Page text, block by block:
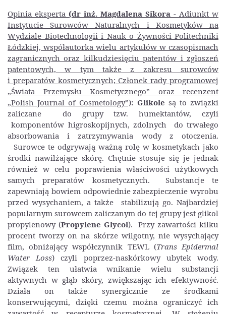
Opinia eksperta (dr inż. Magdalena Sikora - Adiunkt w
Instytucie Surowców Naturalnych i Kosmetyków na
Wydziale Biotechnologii i Nauk o Żywności Politechniki
Łódzkiej, współautorka wielu artykułów w czasopismach
zagranicznych oraz kilkudziesięciu patentów i zgłoszeń
patentowych, w tym także z zakresu surowców
i preparatów kosmetycznych; Członek rady programowej
„Świata Przemysłu Kosmetycznego” oraz recenzent
„Polish Journal of Cosmetology”): Glikole są to związki
zaliczane do grupy tzw. humektantów, czyli
komponentów higroskopijnych, zdolnych do trwałego
absorbowania i zatrzymywania wody z otoczenia.
Surowce te odgrywają ważną rolę w kosmetykach jako
środki nawilżające skórę. Chętnie stosuje się je jednak
również w celu poprawienia właściwości użytkowych
samych preparatów kosmetycznych. Substancje te
zapewniają bowiem odpowiednie zabezpieczenie wyrobu
przed wysychaniem, a także stabilizują go. Najbardziej
popularnym surowcem zaliczanym do tej grupy jest glikol
propylenowy (Propylene Glycol). Przy zawartości kilku
procent tworzy on na skórze wilgotny, nie wysychający
film, obniżający współczynnik TEWL (Trans Epidermal
Water Loss) czyli poprzez-naskórkowy ubytek wody.
Związek ten ułatwia wnikanie wielu substancji
aktywnych w głąb skóry, zwiększając ich efektywność.
Działa on także synergicznie ze środkami
konserwującymi, dzięki czemu można ograniczyć ich